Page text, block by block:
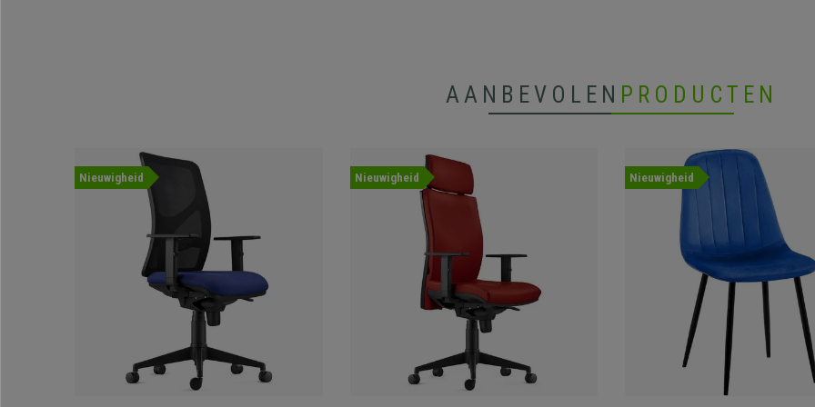
AANBEVOLEN PRODUCTEN
Nieuwigheid Nieuwigheid Nieuwigheid